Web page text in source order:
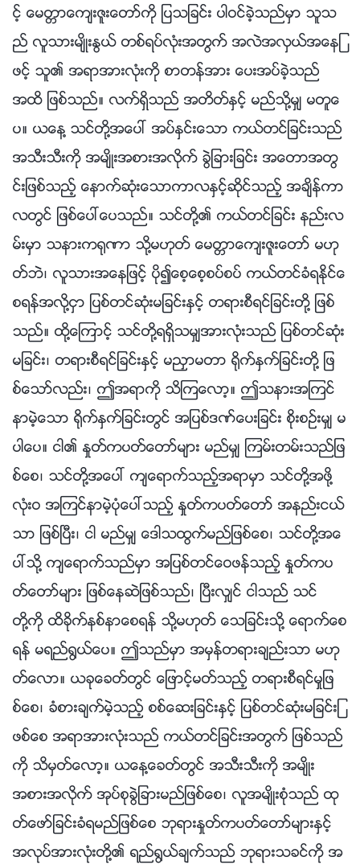
င့္ ေမတၱာေက်းဇူးေတာ္ကို ျပသျခင္း ပါဝင္ခဲ့သည္မွာ သူသ
ည္ လူသားမ်ိဳးႏြယ္ တစ္ရပ္လုံးအတြက္ အလဲအလွယ္အေနျ
ဖင့္ သူ၏ အရာအားလုံးကို စာတန္အား ေပးအပ္ခဲ့သည္
အထိ ျဖစ္သည္။ လက္ရွိသည္ အတိတ္ႏွင့္ မည္သို႔မွ် မတူေ
ပ။ ယေန႔ သင္တို႔အေပၚ အပ္ႏွင္းေသာ ကယ္တင္ျခင္းသည္
အသီးသီးကို အမ်ိဳးအစားအလိုက္ ခြဲျခားျခင္း အေတာအတြ
င္းျဖစ္သည့္ ေနာက္ဆုံးေသာကာလႏွင့္ဆိုင္သည့္ အခ်ိန္ကာ
လတြင္ ျဖစ္ေပၚေပသည္။ သင္တို႔၏ ကယ္တင္ျခင္း နည္းလ
မ္းမွာ သနားက႐ုဏာ သို႔မဟုတ္ ေမတၱာေက်းဇူးေတာ္ မဟု
တ္ဘဲ၊ လူသားအေနျဖင့္ ပို၍ေစ့ေစ့စပ္စပ္ ကယ္တင္ခံရႏိုင္ေ
စရန္အလို႔ငွာ ျပစ္တင္ဆုံးမျခင္းႏွင့္ တရားစီရင္ျခင္းတို႔ ျဖစ္
သည္။ ထို႔ေၾကာင့္ သင္တို႔ရရွိသမွ်အားလုံးသည္ ျပစ္တင္ဆုံး
မျခင္း၊ တရားစီရင္ျခင္းႏွင့္ မညႇာမတာ ႐ိုက္ႏွက္ျခင္းတို႔ ျဖ
စ္ေသာ္လည္း၊ ဤအရာကို သိၾကေလာ့။ ဤသနားအၾကင္
နာမဲ့ေသာ ႐ိုက္ႏွက္ျခင္းတြင္ အျပစ္ဒဏ္ေပးျခင္း စိုးစဥ္းမွ် မ
ပါေပ။ ငါ၏ ႏႈတ္ကပတ္ေတာ္မ်ား မည္မွ် ၾကမ္းတမ္းသည္ျဖ
စ္ေစ၊ သင္တို႔အေပၚ က်ေရာက္သည့္အရာမွာ သင္တို႔အဖို႔
လုံးဝ အၾကင္နာမဲ့ပုံေပၚသည့္ ႏႈတ္ကပတ္ေတာ္ အနည္းငယ္
သာ ျဖစ္ၿပီး၊ ငါ မည္မွ် ေဒါသထြက္မည္ျဖစ္ေစ၊ သင္တို႔အေ
ပၚသို႔ က်ေရာက္သည္မွာ အျပစ္တင္ေဝဖန္သည့္ ႏႈတ္ကပ
တ္ေတာ္မ်ား ျဖစ္ေနဆဲျဖစ္သည္၊ ၿပီးလွ်င္ ငါသည္ သင္
တို႔ကို ထိခိုက္နစ္နာေစရန္ သို႔မဟုတ္ ေသျခင္းသို႔ ေရာက္ေစ
ရန္ မရည္႐ြယ္ေပ။ ဤသည္မွာ အမွန္တရားခ်ည္းသာ မဟု
တ္ေလာ။ ယခုေခတ္တြင္ ေျဖာင့္မတ္သည့္ တရားစီရင္မႈျဖ
စ္ေစ၊ ခံစားခ်က္မဲ့သည့္ စစ္ေဆးျခင္းႏွင့္ ျပစ္တင္ဆုံးမျခင္းျ
ဖစ္ေစ အရာအားလုံးသည္ ကယ္တင္ျခင္းအတြက္ ျဖစ္သည္
ကို သိမွတ္ေလာ့။ ယေန႔ေခတ္တြင္ အသီးသီးကို အမ်ိဳး
အစားအလိုက္ အုပ္စုခြဲျခားမည္ျဖစ္ေစ၊ လူအမ်ိဳးစုံသည္ ထု
တ္ေဖာ္ျခင္းခံရမည္ျဖစ္ေစ ဘုရားႏႈတ္ကပတ္ေတာ္မ်ားႏွင့္
အလုပ္အားလုံးတို႔၏ ရည္႐ြယ္ခ်က္သည္ ဘုရားသခင္ကို အ